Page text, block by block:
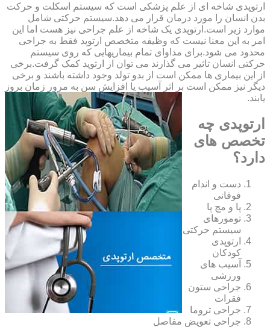
ارتوپدی شاخه ای از علم پزشکی است که سیستم اسکلت و حرکت
بدن انسان را مورد درمان قرار می دهد.سیستم حرکتی شامل
موارد زیر است.ارتوپدی یک شاخه از علم جراحی نیز هست اما این
امر به این معنا نیست که وظیفه متخصص ارتوپد فقط به جراحی
محدود می شود.برای مداوای تمام بیماریهایی که روی سیستم
حرکتی انسان تاثیر می گذارند می توان از ارتوپد کمک گرفت.برخی
از این بیماری ها ممکن است از بدو تولد وجود داشته باشند و برخی
دیگر نیز ممکن است بر اثر آسیب یا افزایش سن به مرور زمان بروز
یابند.
ارتوپدی چه
تخصص های
دارد؟
دست و اندام
فوقانی
پا و مچ پا
تومورهای
سیستم حرکتی
ارتوپدی
کودکان
آسیب های
ورزشی
جراحی ستون
فقرات
جراحی تروما
جراحی تعویض مفاصل